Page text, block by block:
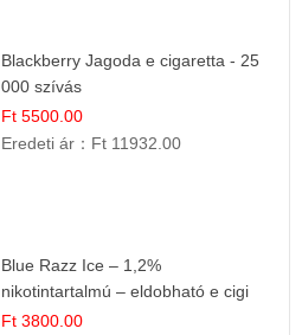
Blackberry Jagoda e cigaretta - 25
000 szívás
Ft 5500.00
Eredeti ár： Ft 11932.00
Blue Razz Ice – 1,2%
nikotintartalmú – eldobható e cigi
Ft 3800.00